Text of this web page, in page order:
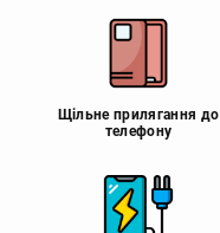
Щільне прилягання до
телефону